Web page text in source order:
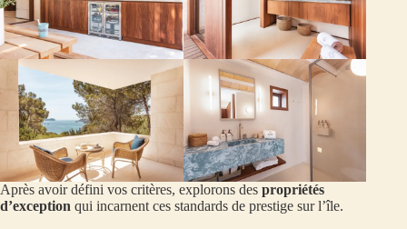
Après avoir défini vos critères, explorons des propriétés
d’exception qui incarnent ces standards de prestige sur l’île.